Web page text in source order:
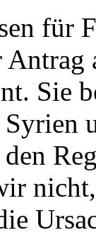
für
Sie